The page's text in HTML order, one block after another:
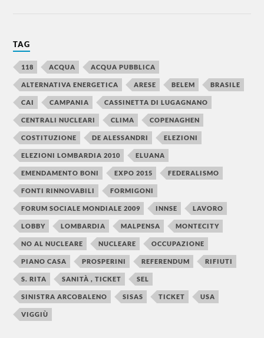
TAG
118 ACQUA ACQUA PUBBLICA
ALTERNATIVA ENERGETICA ARESE BELEM BRASILE
CAI CAMPANIA CASSINETTA DI LUGAGNANO
CENTRALI NUCLEARI CLIMA COPENAGHEN
COSTITUZIONE DE ALESSANDRI ELEZIONI
ELEZIONI LOMBARDIA 2010 ELUANA
EMENDAMENTO BONI EXPO 2015 FEDERALISMO
FONTI RINNOVABILI FORMIGONI
FORUM SOCIALE MONDIALE 2009 INNSE LAVORO
LOBBY LOMBARDIA MALPENSA MONTECITY
NO AL NUCLEARE NUCLEARE OCCUPAZIONE
PIANO CASA PROSPERINI REFERENDUM RIFIUTI
S. RITA SANITÀ , TICKET SEL
SINISTRA ARCOBALENO SISAS TICKET USA
VIGGIÙ